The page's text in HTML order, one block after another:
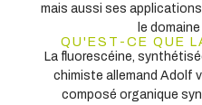
mais aussi ses
le
QU'EST-CE QUE
La fluorescéine,
chimiste allemand Adolf
composé organique